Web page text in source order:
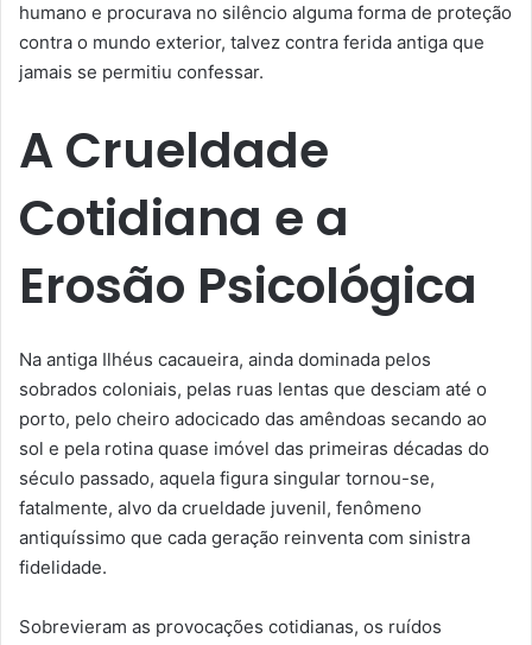
humano e procurava no silêncio alguma forma de proteção
contra o mundo exterior, talvez contra ferida antiga que
jamais se permitiu confessar.
A Crueldade
Cotidiana e a
Erosão Psicológica
Na antiga Ilhéus cacaueira, ainda dominada pelos
sobrados coloniais, pelas ruas lentas que desciam até o
porto, pelo cheiro adocicado das amêndoas secando ao
sol e pela rotina quase imóvel das primeiras décadas do
século passado, aquela figura singular tornou-se,
fatalmente, alvo da crueldade juvenil, fenômeno
antiquíssimo que cada geração reinventa com sinistra
fidelidade.
Sobrevieram as provocações cotidianas, os ruídos